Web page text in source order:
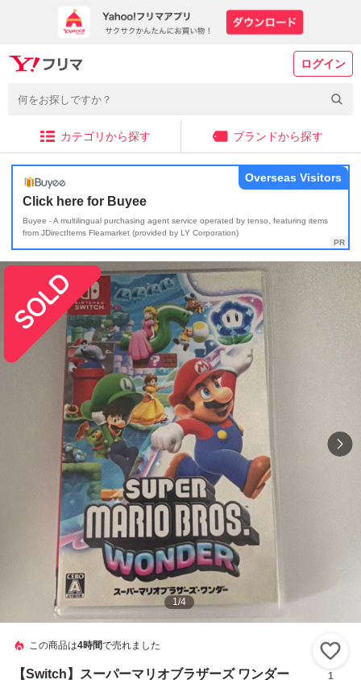
ログイン
カテゴリから探す ブランドから探す
Click here for Buyee
Buyee - A multilingual purchasing agent service operated by tenso, featuring items
from JDirectItems Fleamarket (provided by LY Corporation)
Overseas Visitors
1/4
この商品は4時間で売れました
【Switch】スーパーマリオブラザーズ ワンダー 1